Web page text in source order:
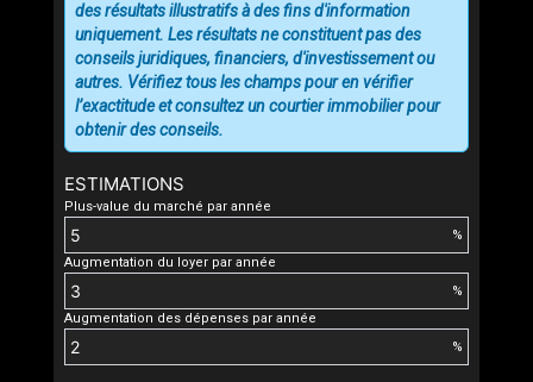
ESTIMATIONS
Plus-value du marché par année
%
Augmentation du loyer par année
%
Augmentation des dépenses par année
%
des résultats illustratifs à des fins d'information
uniquement. Les résultats ne constituent pas des
conseils juridiques, financiers, d'investissement ou
autres. Vérifiez tous les champs pour en vérifier
l’exactitude et consultez un courtier immobilier pour
obtenir des conseils.